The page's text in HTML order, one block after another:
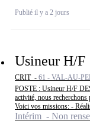
Publié il y a 2 jours
Usineur H/F
CRIT - 61 - VAL-AU-
POSTE : Usineur H/F
activité, nous
Voici vos missions: -
Intérim - Non